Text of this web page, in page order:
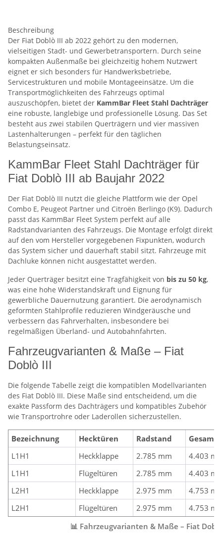
Beschreibung
Der Fiat Doblò III ab 2022 gehört zu den modernen,
vielseitigen Stadt- und Gewerbetransportern. Durch seine
kompakten Außenmaße bei gleichzeitig hohem Nutzwert
eignet er sich besonders für Handwerksbetriebe,
Servicestrukturen und mobile Montageeinsätze. Um die
Transportmöglichkeiten des Fahrzeugs optimal
auszuschöpfen, bietet der KammBar Fleet Stahl Dachträger
eine robuste, langlebige und professionelle Lösung. Das Set
besteht aus zwei stabilen Querträgern und vier massiven
Lastenhalterungen – perfekt für den täglichen
Belastungseinsatz.
KammBar Fleet Stahl Dachträger für
Fiat Doblò III ab Baujahr 2022
Der Fiat Doblò III nutzt die gleiche Plattform wie der Opel
Combo E, Peugeot Partner und Citroën Berlingo (K9). Dadurch
passt das KammBar Fleet System perfekt auf alle
Radstandvarianten des Fahrzeugs. Die Montage erfolgt direkt
auf den vom Hersteller vorgegebenen Fixpunkten, wodurch
das System sicher und dauerhaft stabil sitzt. Fahrzeuge mit
Dachluke können nicht ausgestattet werden.
Jeder Querträger besitzt eine Tragfähigkeit von bis zu 50 kg,
was eine hohe Widerstandskraft und Eignung für
gewerbliche Dauernutzung garantiert. Die aerodynamisch
geformten Stahlprofile reduzieren Windgeräusche und
verbessern das Fahrverhalten, insbesondere bei
regelmäßigen Überland- und Autobahnfahrten.
Fahrzeugvarianten & Maße – Fiat
Doblò III
Die folgende Tabelle zeigt die kompatiblen Modellvarianten
des Fiat Doblò III. Diese Maße sind entscheidend, um die
exakte Passform des Dachträgers und kompatibles Zubehör
wie Transportrohre oder Laderollen sicherzustellen.
📊 Fahrzeugvarianten & Maße – Fiat
Bezeichnung Hecktüren Radstand
L1H1
Heckklappe 2.785 mm
4.403
L1H1
Flügeltüren 2.785 mm
4.403
L2H1
Heckklappe 2.975 mm
4.753
L2H1
Flügeltüren 2.975 mm 4.753